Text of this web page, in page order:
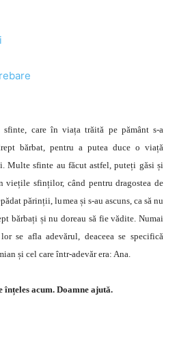
care în viața trăită pe pământ s-a
bărbat, pentru a putea duce o viață
Multe sfinte au făcut astfel, puteți găsi și
viețile sfinților, când pentru dragostea de
părinții, lumea și s-au ascuns, ca să nu
bărbați și nu doreau să fie vădite. Numai
se afla adevărul, deaceea se specifică
și cel care într-adevăr era: Ana.
înțeles acum. Doamne ajută.